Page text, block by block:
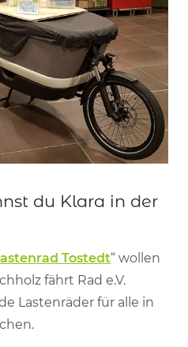
du Klara in der
Tostedt“ wollen
fährt Rad e.V.
Lastenräder für alle in